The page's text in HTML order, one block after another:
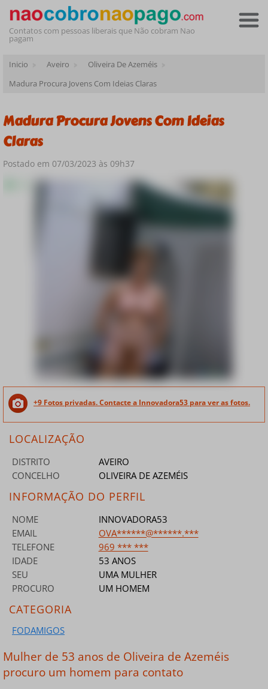
Contatos com pessoas liberais que Não cobram Nao
pagam
Inicio Aveiro
Oliveira De Azeméis
Madura Procura Jovens Com Ideias Claras
Madura Procura Jovens Com Ideias
Claras
Postado em 07/03/2023 às 09h37
+9 Fotos privadas. Contacte a Innovadora53 para ver as fotos.
LOCALIZAÇÃO
DISTRITO
AVEIRO
CONCELHO
OLIVEIRA DE AZEMÉIS
INFORMAÇÃO DO PERFIL
NOME
INNOVADORA53
EMAIL
OVA******@******.***
TELEFONE
969 *** ***
IDADE
53 ANOS
SEU
UMA MULHER
PROCURO
UM HOMEM
CATEGORIA
FODAMIGOS
Mulher de 53 anos de Oliveira de Azeméis
procuro um homem para contato